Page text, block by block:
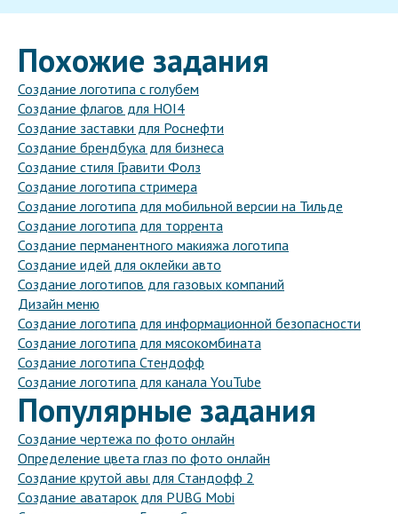
Похожие задания
Создание логотипа с голубем
Создание флагов для HOI4
Создание заставки для Роснефти
Создание брендбука для бизнеса
Создание стиля Гравити Фолз
Создание логотипа стримера
Создание логотипа для мобильной версии на Тильде
Создание логотипа для торрента
Создание перманентного макияжа логотипа
Создание идей для оклейки авто
Создание логотипов для газовых компаний
Дизайн меню
Создание логотипа для информационной безопасности
Создание логотипа для мясокомбината
Создание логотипа Стендофф
Создание логотипа для канала YouTube
Популярные задания
Создание чертежа по фото онлайн
Определение цвета глаз по фото онлайн
Создание крутой авы для Стандофф 2
Создание аватарок для PUBG Mobi